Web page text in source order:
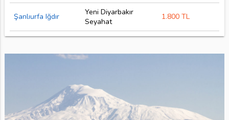
Şanlıurfa Iğdır
Yeni Diyarbakır
Seyahat
1.800 TL